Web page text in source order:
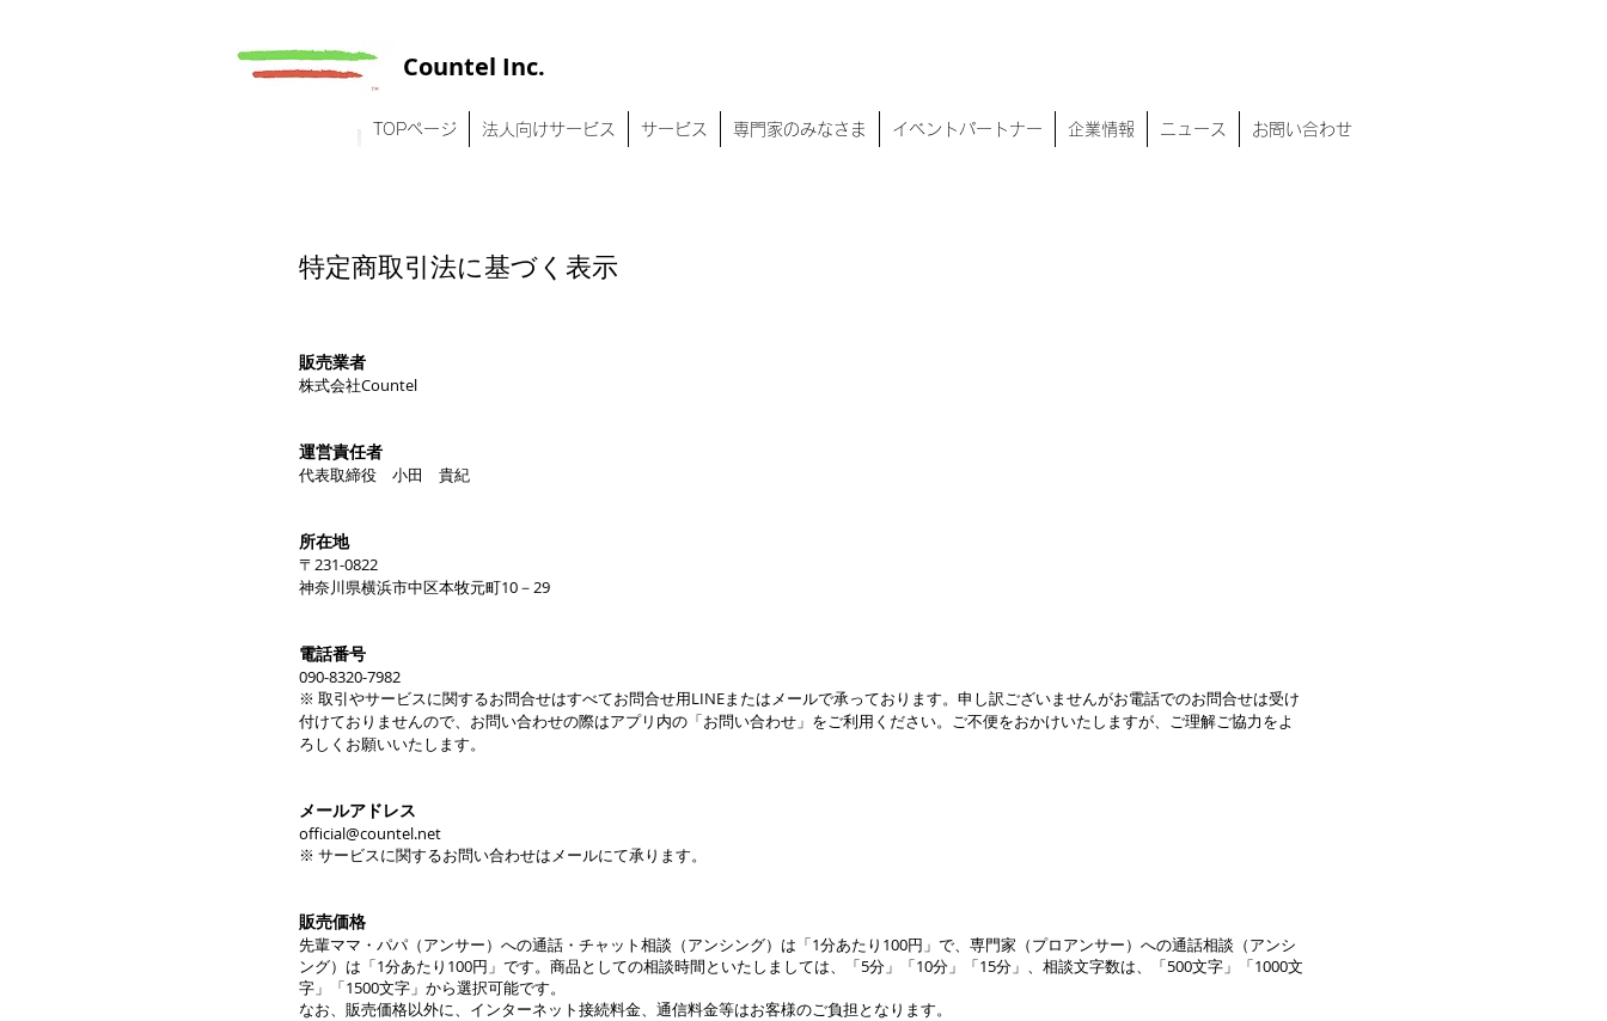
Countel Inc.
TOPページ 法人向けサービス サービス 専門家のみなさま イベントパートナー 企業情報 ニュース お問い合わせ
特定商取引法に基づく表示
販売業者
株式会社Countel
運営責任者
代表取締役 小田 貴紀
所在地
〒231-0822
神奈川県横浜市中区本牧元町10－29
電話番号
090-8320-7982
※ 取引やサービスに関するお問合せはすべてお問合せ用LINEまたはメールで承っております。申し訳ございませんがお電話でのお問合せは受け
付けておりませんので、お問い合わせの際はアプリ内の「お問い合わせ」をご利用ください。ご不便をおかけいたしますが、ご理解ご協力をよ
ろしくお願いいたします。
メールアドレス
official@countel.net
※ サービスに関するお問い合わせはメールにて承ります。
販売価格
先輩ママ・パパ（アンサー）への通話・チャット相談（アンシング）は「1分あたり100円」で、専門家 （プロアンサー）への通話相談（アンシ
ング）は「1分あたり100円」です。商品としての相談時間といたしましては、
「5分」「10分」「15分」、相談文字数は、「500文字」「1000文
字」「1500文字」 から選択可能です。
なお、販売価格以外に、インターネット接続料金、 通信料金等はお客様のご負担となります。